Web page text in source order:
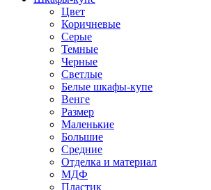
Цвет
Коричневые
Серые
Темные
Черные
Светлые
Белые шкафы-купе
Венге
Размер
Маленькие
Большие
Средние
Отделка и материал
МДФ
Пластик